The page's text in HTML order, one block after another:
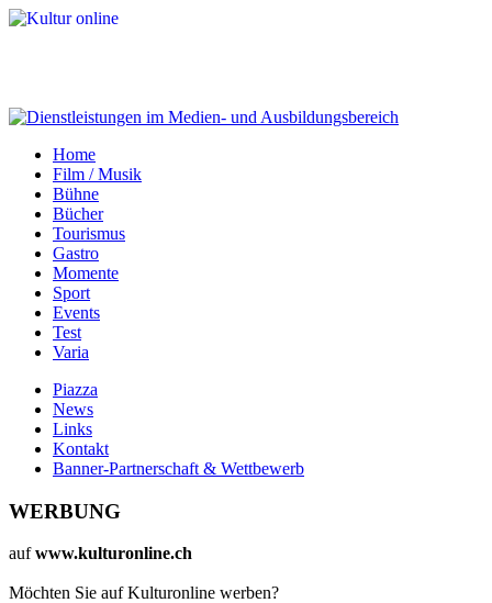
Home
Film / Musik
Bühne
Bücher
Tourismus
Gastro
Momente
Sport
Events
Test
Varia
Piazza
News
Links
Kontakt
Banner-Partnerschaft & Wettbewerb
WERBUNG
aufwww.kulturonline.ch
Möchten Sie auf Kulturonline werben?